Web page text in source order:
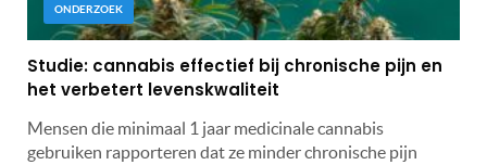
ONDERZOEK
Studie: cannabis effectief bij chronische pijn en
het verbetert levenskwaliteit
Mensen die minimaal 1 jaar medicinale cannabis
gebruiken rapporteren dat ze minder chronische pijn